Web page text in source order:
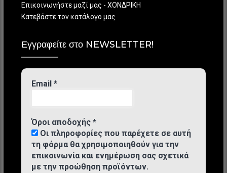
Επικοινωνήστε μαζί μας - ΧΟΝΔΡΙΚΗ
Κατεβάστε τον κατάλογο μας
Εγγραφείτε στο NEWSLETTER!
Email *
Όροι αποδοχής *
Οι πληροφορίες που παρέχετε σε αυτή
τη φόρμα θα χρησιμοποιηθούν για την
επικοινωνία και ενημέρωση σας σχετικά
με την προώθηση προϊόντων.